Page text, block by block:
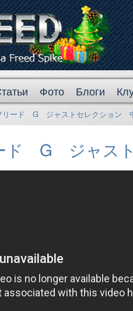
Фото Блоги
ード G ジャストセレクション
ド G ジャス